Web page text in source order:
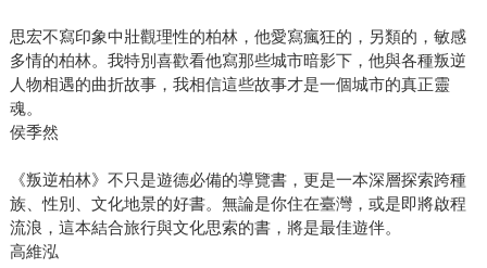
思宏不寫印象中壯觀理性的柏林，他愛寫瘋狂的，另類的，敏感
多情的柏林。我特別喜歡看他寫那些城市暗影下，他與各種叛逆
人物相遇的曲折故事，我相信這些故事才是一個城市的真正靈
魂。
侯季然
《叛逆柏林》不只是遊德必備的導覽書，更是一本深層探索跨種
族、性別、文化地景的好書。無論是你住在臺灣，或是即將啟程
流浪，這本結合旅行與文化思索的書，將是最佳遊伴。
高維泓